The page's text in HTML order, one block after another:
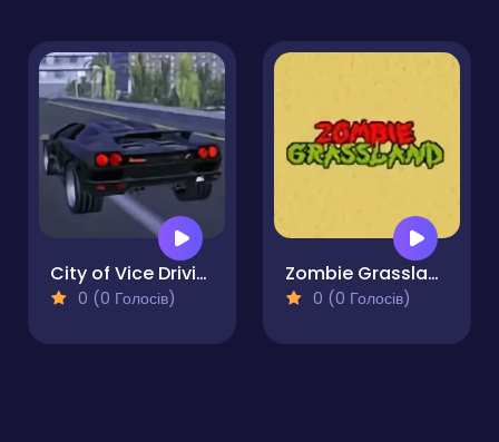
City of Vice Driving
0 (0 Голосів)
Zombie Grassland
0 (0 Голосів)